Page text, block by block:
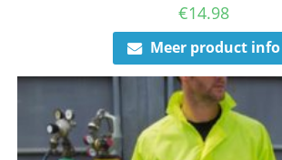
€14.98
Meer product info